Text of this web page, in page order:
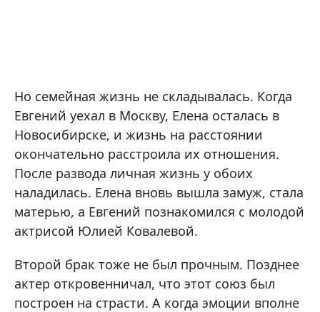
Но семейная жизнь не складывалась. Когда
Евгений уехал в Москву, Елена осталась в
Новосибирске, и жизнь на расстоянии
окончательно расстроила их отношения.
После развода личная жизнь у обоих
наладилась. Елена вновь вышла замуж, стала
матерью, а Евгений познакомился с молодой
актрисой Юлией Ковалевой.
Второй брак тоже не был прочным. Позднее
актер откровенничал, что этот союз был
построен на страсти. А когда эмоции вполне